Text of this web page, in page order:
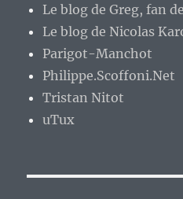
Le blog de Greg, fan
Le blog de Nicolas
Parigot-Manchot
Philippe.Scoffoni.Net
Tristan Nitot
uTux